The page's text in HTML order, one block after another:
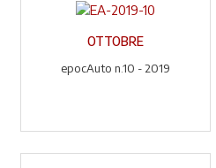
OTTOBRE
epocAuto n.10 - 2019